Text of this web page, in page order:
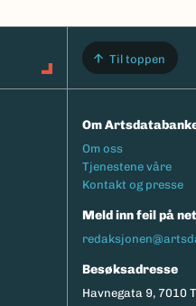
Til toppen
Om
Footermeny
Om oss
Tjenestene våre
Kontakt og presse
Meld inn feil på
Besøksadresse
Havnegata 9, 7010